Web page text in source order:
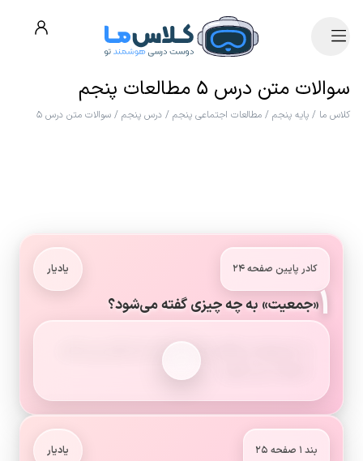
سوالات متن درس ۵ مطالعات پنجم
کلاس ما / پایه پنجم / مطالعات اجتماعی پنجم / درس پنجم / سوالات متن درس ۵
کادر پایین صفحه ۲۴ یادیار
۱«جمعیت» به چه چیزی گفته می‌شود؟
به مجموعه ی افرادی که در یک جا زندگی می کنند،
بند ۱ صفحه ۲۵ یادیار